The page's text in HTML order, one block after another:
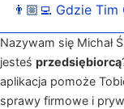
👨🏼‍💻 Gdzie
Nazywam się Michał
jesteś przedsiębiorcą
aplikacja pomoże
sprawy firmowe i